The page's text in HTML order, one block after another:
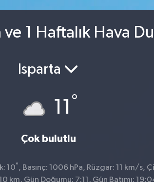
1 Haftalık Hava
Isparta
11 °
Çok bulutlu
10° , Basınç: 1006 hPa, Rüzgar: 11 km/s,
km, Gün Doğumu: 7:11, Gün Batımı: